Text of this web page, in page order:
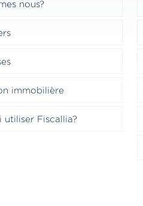
nous?
immobilière
utiliser Fiscallia?